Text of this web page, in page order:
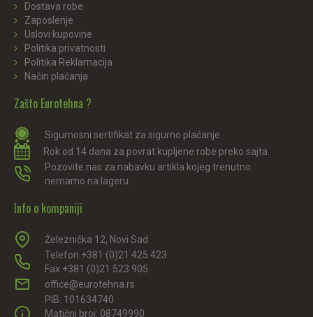
Dostava robe
Zaposlenje
Uslovi kupovine
Politika privatnosti
Politika Reklamacija
Način plaćanja
Zašto Eurotehna ?
Sigurnosni sertifikat za sigurno plaćanje.
Rok od 14 dana za povrat kupljene robe preko sajta.
Pozovite nas za nabavku artikla kojeg trenutno
nemamo na lageru.
Info o kompaniji
Železnička 12, Novi Sad
Telefon +381 (0)21 425 423
Fax +381 (0)21 523 905
office@eurotehna.rs
PIB: 101634740
Matični broj: 08749990